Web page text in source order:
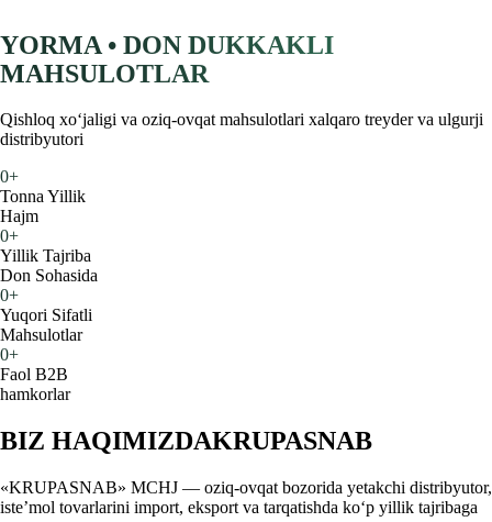
YORMA • DON DUKKAKLI
MAHSULOTLAR
Qishloq xoʻjaligi va oziq-ovqat mahsulotlari xalqaro treyder va ulgurji
distribyutori
0+
Tonna Yillik
Hajm
0+
Yillik Tajriba
Don Sohasida
0+
Yuqori Sifatli
Mahsulotlar
0+
Faol B2B
hamkorlar
BIZ HAQIMIZDAKRUPASNAB
«KRUPASNAB» MCHJ — oziq-ovqat bozorida yetakchi distribyutor,
iste’mol tovarlarini import, eksport va tarqatishda ko‘p yillik tajribaga